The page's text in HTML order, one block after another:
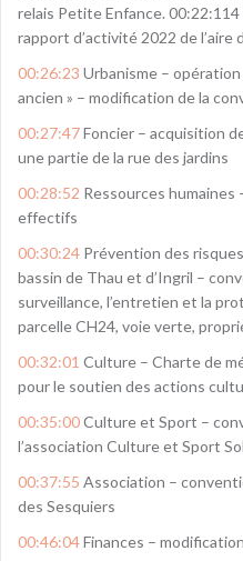
relais Petite Enfance.
rapport d’activité 2022 de l’aire
00:26:23 Urbanisme –
ancien » – modification de la
00:27:47Foncier – acquisition
une partie de la rue des jardins
00:28:52 Ressources humaines
effectifs
00:30:24 Prévention des
bassin de Thau et d’Ingril –
surveillance, l’entretien et la
parcelle CH24, voie verte,
00:32:01 Culture – Charte de
pour le soutien des actions
00:35:00Culture et Sport –
l’association Culture et Sport
00:37:55 Association –
des Sesquiers
00:46:04Finances –